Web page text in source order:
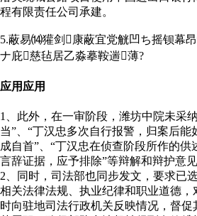
程有限责任公司承建。
5.蔽易⒁獾剑康蔽宜党觥凹ち摇钡幕
ナ庇慈毡居乙淼摹鞍遄薄?
应用应用
1、此外，在一审阶段，潍坊中院未
当”、“丁汉忠多次自行报警，归案后
成自首”、“丁汉忠在侦查阶段所作的供
言辞证据，应予排除”等辩解和辩护意见
2、同时，司法部也同步发文，要
相关法律法规、执业纪律和职业道德
时向驻地司法行政机关反映情况，督促